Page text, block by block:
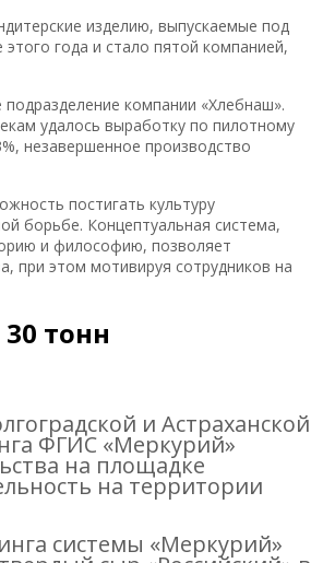
изделию, выпускаемые под
года и стало пятой компанией,
компании «Хлебнаш».
удалось выработку по пилотному
незавершенное производство
постигать культуру
борьбе. Концептуальная система,
и философию, позволяет
при этом мотивируя сотрудников на
тонн
и Астраханской
ФГИС «Меркурий»
на площадке
на территории
системы «Меркурий»